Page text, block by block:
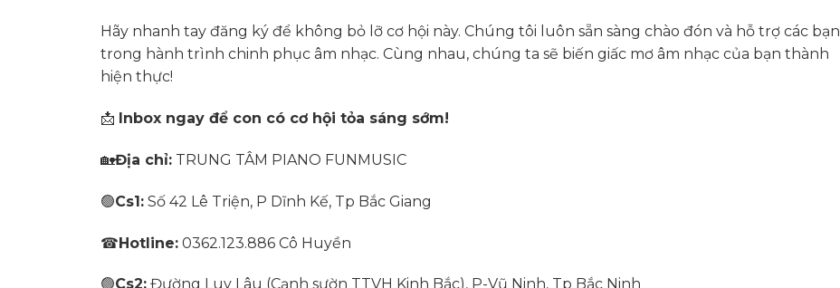
Hãy nhanh tay đăng ký để không bỏ lỡ cơ hội này. Chúng tôi luôn sẵn sàng chào đón và hỗ trợ các bạn
trong hành trình chinh phục âm nhạc. Cùng nhau, chúng ta sẽ biến giấc mơ âm nhạc của bạn thành
hiện thực!
📩 Inbox ngay để con có cơ hội tỏa sáng sớm!
🏡Địa chỉ:TRUNG TÂM PIANO FUNMUSIC
🟢Cs1:Số 42 Lê Triện, P Dĩnh Kế, Tp Bắc Giang
☎Hotline:0362.123.886 Cô Huyền
🟢Cs2:Đường Luy Lâu (Cạnh sườn TTVH Kinh Bắc), P-Vũ Ninh, Tp Bắc Ninh